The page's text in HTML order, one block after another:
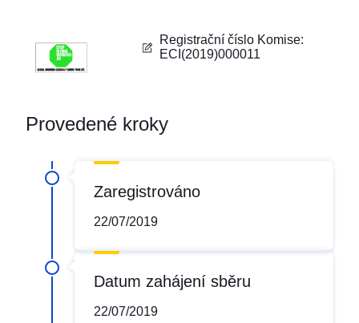
Registrační číslo Komise:
ECI(2019)000011
Provedené kroky
Zaregistrováno
22/07/2019
Datum zahájení sběru
22/07/2019